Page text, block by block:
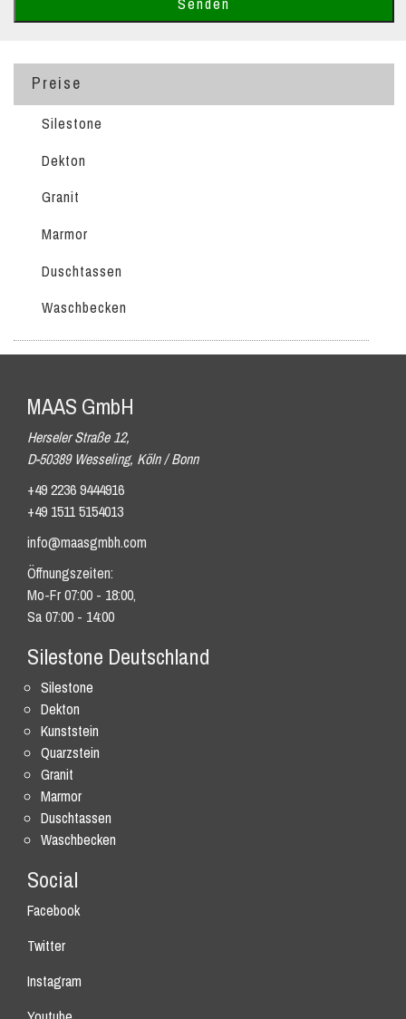
Preise
Silestone
Dekton
Granit
Marmor
Duschtassen
Waschbecken
MAAS GmbH
Herseler Straße 12,
D-50389 Wesseling, Köln / Bonn
+49 2236 9444916
+49 1511 5154013
info@maasgmbh.com
Öffnungszeiten:
Mo-Fr 07:00 - 18:00,
Sa 07:00 - 14:00
Silestone Deutschland
Silestone
Dekton
Kunststein
Quarzstein
Granit
Marmor
Duschtassen
Waschbecken
Social
Facebook
Twitter
Instagram